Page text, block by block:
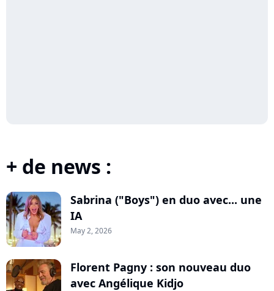
+ de news :
Sabrina ("Boys") en duo avec... une
IA
May 2, 2026
Florent Pagny : son nouveau duo
avec Angélique Kidjo